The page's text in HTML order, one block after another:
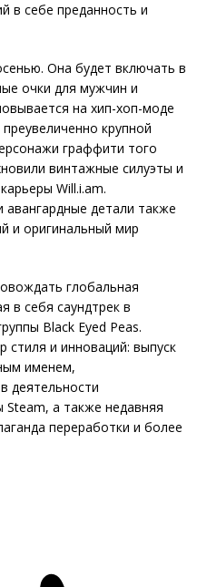
в себе преданность и
Она будет включать в
очки для мужчин и
на хип-хоп-моде
крупной
граффити того
винтажные силуэты и
Will.i.am.
детали также
и оригинальный мир
глобальная
в себя саундтрек в
Black Eyed Peas.
стиля и инноваций: выпуск
именем,
деятельности
а также недавняя
переработки и более